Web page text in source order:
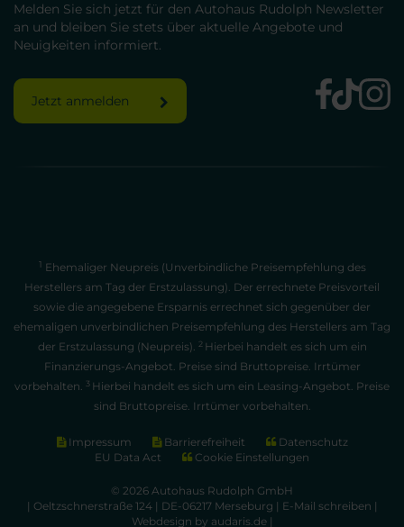
Melden Sie sich jetzt für den Autohaus Rudolph Newsletter
an und bleiben Sie stets über aktuelle Angebote und
Neuigkeiten informiert.
Jetzt anmelden
1 Ehemaliger Neupreis (Unverbindliche Preisempfehlung des
Herstellers am Tag der Erstzulassung). Der errechnete Preisvorteil
sowie die angegebene Ersparnis errechnet sich gegenüber der
ehemaligen unverbindlichen Preisempfehlung des Herstellers am Tag
der Erstzulassung (Neupreis). 2 Hierbei handelt es sich um ein
Finanzierungs-Angebot. Preise sind Bruttopreise. Irrtümer
vorbehalten. 3 Hierbei handelt es sich um ein Leasing-Angebot. Preise
sind Bruttopreise. Irrtümer vorbehalten.
Impressum Barrierefreiheit
Datenschutz
EU Data Act
Cookie Einstellungen
© 2026 Autohaus Rudolph GmbH
| Oeltzschnerstraße 124 | DE-06217 Merseburg | E-Mail schreiben |
Webdesign by audaris.de|